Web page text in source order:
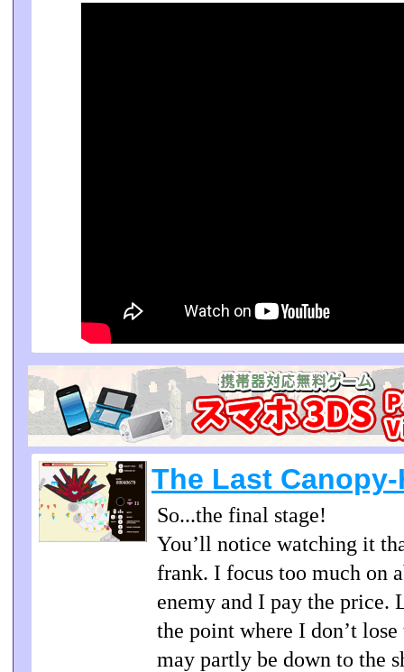
The Last
So...the final stage!
You’ll notice watching it
frank. I focus too much on
enemy and I pay the price.
the point where I don’t
may partly be down to the